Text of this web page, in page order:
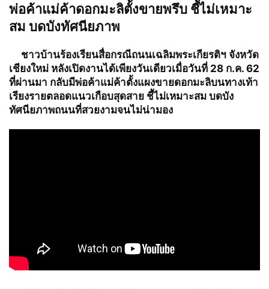
พ่อค้าแม่ค้าดอกมะลิตั้งขายพรึบ ชี้ไม่เหมาะ
สม บดบังทัศนียภาพ
ชาวบ้านร้องเรียนสื่อกรณีถนนเฉลิมพระเกียรติฯ จังหวัด
เชียงใหม่ หลังเปิดงานได้เพียงวันเดียวเมื่อวันที่ 28 ก.ค. 62
ที่ผ่านมา กลับมีพ่อค้าแม่ค้าตั้งแผงขายดอกมะลิบนทางเท้า
เรียงรายตลอดแนวเกือบสุดสาย ชี้ไม่เหมาะสม บดบัง
ทัศนียภาพถนนที่สวยงามจนไม่น่ามอง